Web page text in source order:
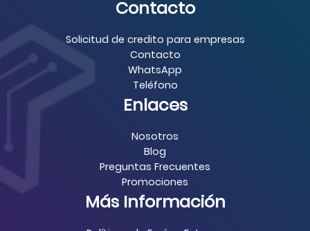
Contacto
Solicitud de credito para empresas
Contacto
WhatsApp
Teléfono
Enlaces
Nosotros
Blog
Preguntas Frecuentes
Promociones
Más Información